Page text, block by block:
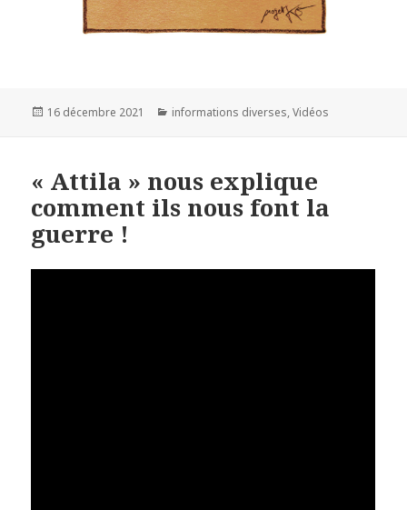
Publié
16 décembre 2021 Catégories
informations diverses,Vidéos
« Attila » nous explique
comment ils nous font la
guerre !